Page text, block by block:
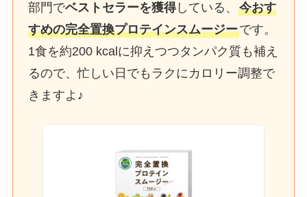
部門でベストセラーを獲得している、今おす
すめの完全置換プロテインスムージーです。
1食を約200 kcalに抑えつつタンパク質も補え
るので、忙しい日でもラクにカロリー調整で
きますよ♪